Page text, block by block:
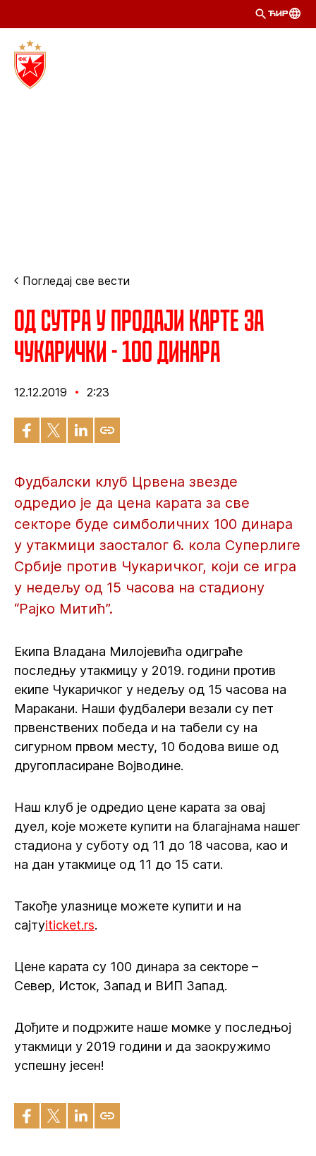
ЋИР
Погледај све вести
Од сутра у продаји карте за
Чукарички - 100 динара
12.12.2019 2:23
Фудбалски клуб Црвена звезде
одредио је да цена карата за све
секторе буде симболичних 100 динара
у утакмици заосталог 6. кола Суперлиге
Србије против Чукаричког, који се игра
у недељу од 15 часова на стадиону
“Рајко Митић”.
Екипа Владана Милојевића одиграће
последњу утакмицу у 2019. години против
екипе Чукаричког у недељу од 15 часова на
Маракани. Наши фудбалери везали су пет
првенствених победа и на табели су на
сигурном првом месту, 10 бодова више од
другопласиране Војводине.
Наш клуб је одредио цене карата за овај
дуел, које можете купити на благајнама нашег
стадиона у суботу од 11 до 18 часова, као и
на дан утакмице од 11 до 15 сати.
Такође улазнице можете купити и на
сајтуiticket.rs.
Цене карата су 100 динара за секторе –
Север, Исток, Запад и ВИП Запад.
Дођите и подржите наше момке у последњој
утакмици у 2019 години и да заокружимо
успешну јесен!